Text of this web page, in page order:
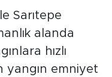
Sarıtepe
alanda
hızlı
yangın emniyet